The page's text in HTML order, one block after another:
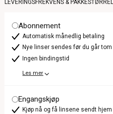
LEVERINGSFREKVENS &
Abonnement
Automatisk månedlig betaling
Nye linser sendes før du går tom
Ingen bindingstid
Les mer
Engangskjøp
Kjøp nå og få linsene sendt